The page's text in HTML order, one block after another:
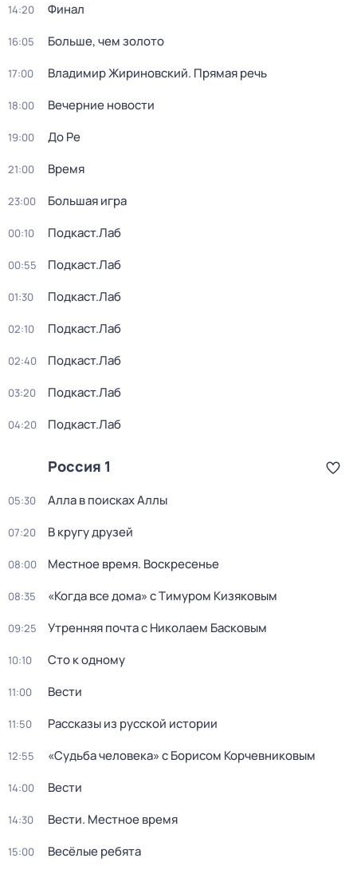
14:20 Финал
16:05 Больше, чем золото
17:00 Владимир Жириновский. Прямая речь
18:00 Вечерние новости
19:00 До Ре
21:00 Время
23:00 Большая игра
00:10 Подкаст.Лаб
00:55 Подкаст.Лаб
01:30 Подкаст.Лаб
02:10 Подкаст.Лаб
02:40 Подкаст.Лаб
03:20 Подкаст.Лаб
04:20 Подкаст.Лаб
Россия 1
05:30 Алла в поисках Аллы
07:20 В кругу друзей
08:00 Местное время. Воскресенье
08:35 «Когда все дома» с Тимуром Кизяковым
09:25 Утренняя почта с Николаем Басковым
10:10 Сто к одному
11:00 Вести
11:50 Рассказы из русской истории
12:55 «Судьба человека» с Борисом Корчевниковым
14:00 Вести
14:30 Вести. Местное время
15:00 Весёлые ребята